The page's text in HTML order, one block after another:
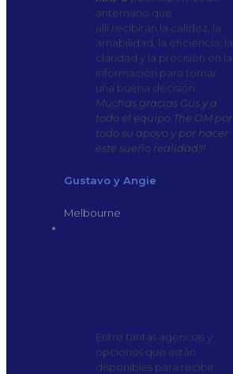
antemano que
allí recibirán la calidez, la
amabilidad, la eficiencia, la
claridad y la precisión en la
información para tomar
una buena decisión.
Muchas gracias Gus y a
todo el equipo The OM por
todo su apoyo y por hacer
este sueño realidad!!!
Gustavo y Angie
Melbourne
Entre tantas agencias y
opciones que están
disponibles para recibir